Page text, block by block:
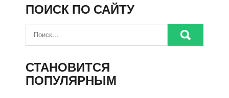
ПОИСК ПО САЙТУ
СТАНОВИТСЯ
ПОПУЛЯРНЫМ